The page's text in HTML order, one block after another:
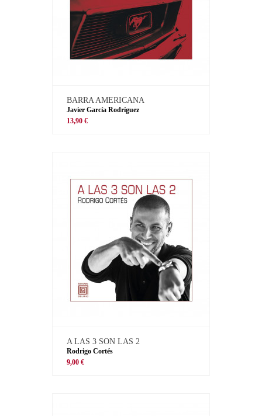
BARRA AMERICANA
Javier García Rodríguez
13,90 €
A LAS 3 SON LAS 2
Rodrigo Cortés
9,00 €